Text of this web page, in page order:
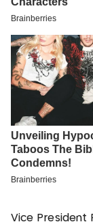
Vice President